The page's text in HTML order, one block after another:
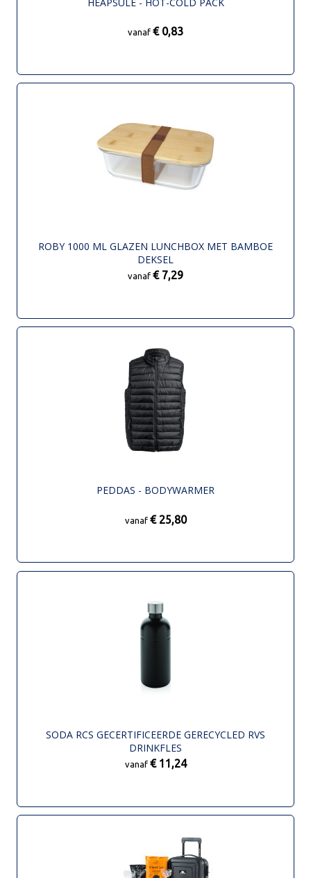
vanaf € 0,83
ROBY 1000 ML GLAZEN LUNCHBOX MET BAMBOE
DEKSEL
vanaf € 7,29
PEDDAS - BODYWARMER
vanaf € 25,80
SODA RCS GECERTIFICEERDE GERECYCLED RVS
DRINKFLES
vanaf € 11,24